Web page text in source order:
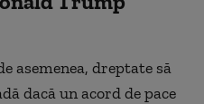
asemenea, dreptate să
dacă un acord de pace